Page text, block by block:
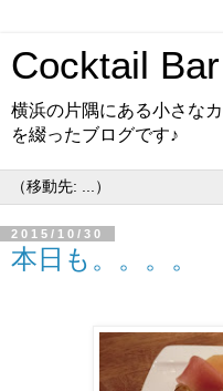
Cocktail
横浜の片隅にある小さな
を綴ったブログです♪
2015/10/30
本日も。。。。